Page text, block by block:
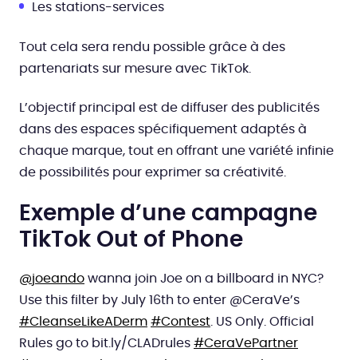
Les stations-services
Tout cela sera rendu possible grâce à des
partenariats sur mesure avec TikTok.
L’objectif principal est de diffuser des publicités
dans des espaces spécifiquement adaptés à
chaque marque, tout en offrant une variété infinie
de possibilités pour exprimer sa créativité.
Exemple d’une campagne
TikTok Out of Phone
@joeando wanna join Joe on a billboard in NYC?
Use this filter by July 16th to enter @CeraVe’s
#CleanseLikeADerm #Contest . US Only. Official
Rules go to bit.ly/CLADrules #CeraVePartner